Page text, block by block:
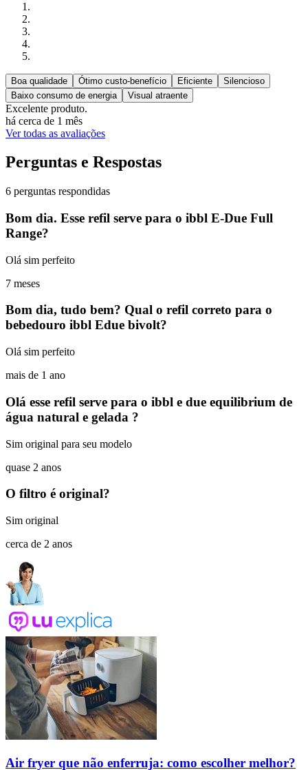
Boa qualidade Ótimo custo-benefício Eficiente
Silencioso
Baixo consumo de energia
Visual atraente
Excelente produto.
há cerca de 1 mês
Ver todas as avaliações
Perguntas e Respostas
6 perguntas respondidas
Bom dia. Esse refil serve para o ibbl E-Due Full
Range?
Olá sim perfeito
7 meses
Bom dia, tudo bem? Qual o refil correto para o
bebedouro ibbl Edue bivolt?
Olá sim perfeito
mais de 1 ano
Olá esse refil serve para o ibbl e due equilibrium de
água natural e gelada ?
Sim original para seu modelo
quase 2 anos
O filtro é original?
Sim original
cerca de 2 anos
Air fryer que não enferruja: como escolher melhor?